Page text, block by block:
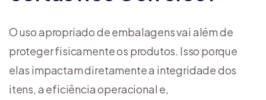
O uso apropriado de embalagens vai além de
proteger fisicamente os produtos. Isso porque
elas impactam diretamente a integridade dos
itens, a eficiência operacional e,